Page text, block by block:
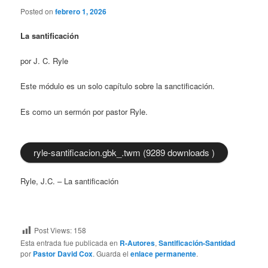
Posted onfebrero 1, 2026
La santificación
por J. C. Ryle
Este módulo es un solo capítulo sobre la sanctificación.
Es como un sermón por pastor Ryle.
ryle-santificacion.gbk_.twm (9289 downloads )
Ryle, J.C. – La santificación
Post Views: 158
Esta entrada fue publicada en R-Autores,Santificación-Santidad
por Pastor David Cox. Guarda elenlace permanente.